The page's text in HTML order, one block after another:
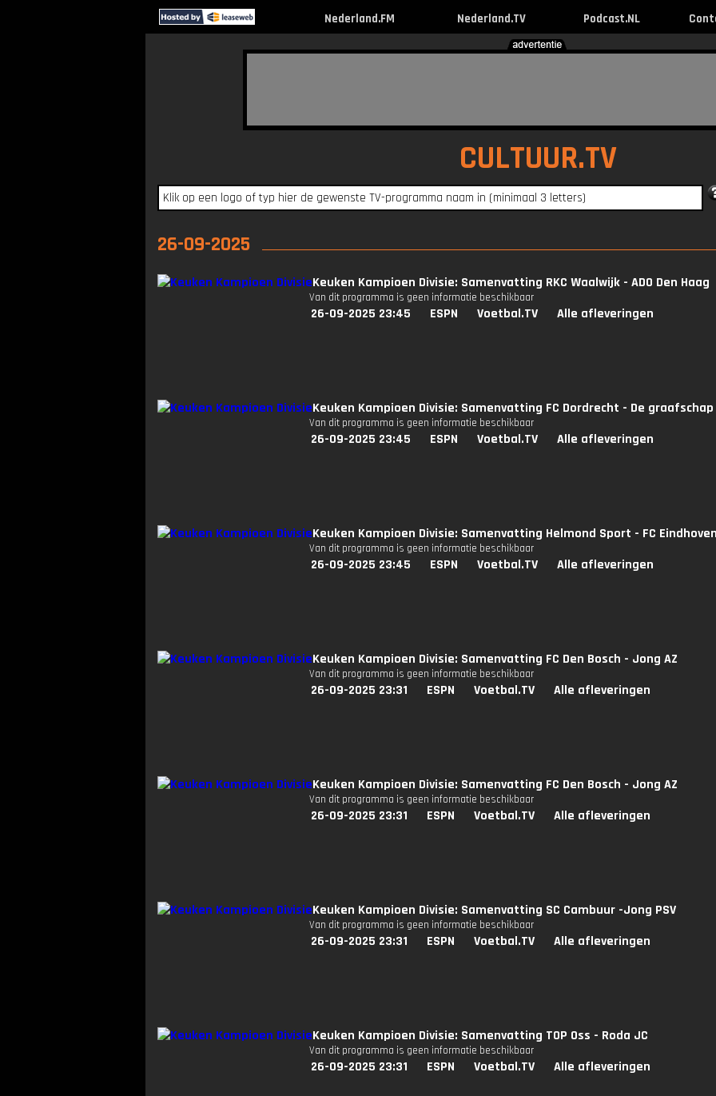
Nederland.FM Nederland.TV Podcast.NL
CULTUUR.TV
26-09-2025
Keuken Kampioen Divisie: Samenvatting RKC Waalwijk - ADO Den Haag
Van dit programma is geen informatie beschikbaar
26-09-2025 23:45 ESPN Voetbal.TV Alle afleveringen
Keuken Kampioen Divisie: Samenvatting FC Dordrecht - De graafschap
Van dit programma is geen informatie beschikbaar
26-09-2025 23:45 ESPN Voetbal.TV Alle afleveringen
Keuken Kampioen Divisie: Samenvatting Helmond Sport - FC
Van dit programma is geen informatie beschikbaar
26-09-2025 23:45 ESPN Voetbal.TV Alle afleveringen
Keuken Kampioen Divisie: Samenvatting FC Den Bosch - Jong AZ
Van dit programma is geen informatie beschikbaar
26-09-2025 23:31 ESPN Voetbal.TV Alle afleveringen
Keuken Kampioen Divisie: Samenvatting FC Den Bosch - Jong AZ
Van dit programma is geen informatie beschikbaar
26-09-2025 23:31 ESPN Voetbal.TV Alle afleveringen
Keuken Kampioen Divisie: Samenvatting SC Cambuur -Jong PSV
Van dit programma is geen informatie beschikbaar
26-09-2025 23:31 ESPN Voetbal.TV Alle afleveringen
Keuken Kampioen Divisie: Samenvatting TOP Oss - Roda JC
Van dit programma is geen informatie beschikbaar
26-09-2025 23:31 ESPN Voetbal.TV Alle afleveringen